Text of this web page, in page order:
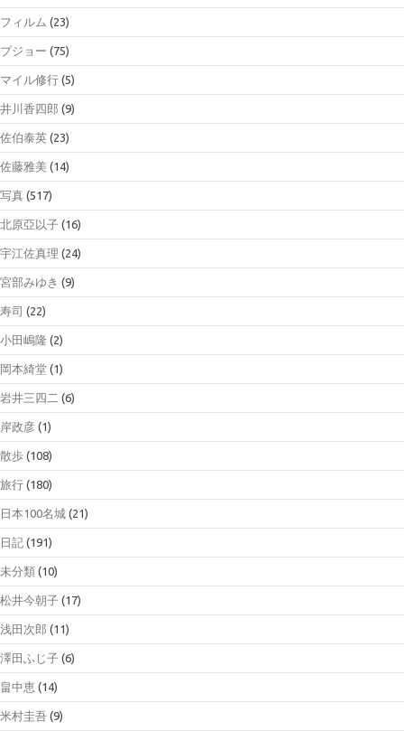
フィルム (23)
プジョー (75)
マイル修行 (5)
井川香四郎 (9)
佐伯泰英 (23)
佐藤雅美 (14)
写真 (517)
北原亞以子 (16)
宇江佐真理 (24)
宮部みゆき (9)
寿司 (22)
小田嶋隆 (2)
岡本綺堂 (1)
岩井三四二 (6)
岸政彦 (1)
散歩 (108)
旅行 (180)
日本100名城 (21)
日記 (191)
未分類 (10)
松井今朝子 (17)
浅田次郎 (11)
澤田ふじ子 (6)
畠中恵 (14)
米村圭吾 (9)